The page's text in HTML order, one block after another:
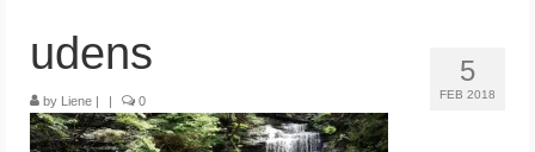
Portugāle
5
FEB 2018
udens
by Liene | | 0